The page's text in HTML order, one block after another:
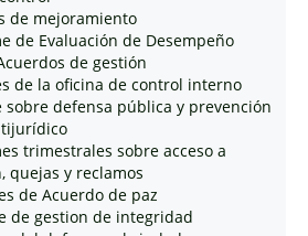
de mejoramiento
de Evaluación de Desempeño
de gestión
de la oficina de control interno
sobre defensa pública y prevención
trimestrales sobre acceso a
quejas y reclamos
de Acuerdo de paz
de gestion de integridad